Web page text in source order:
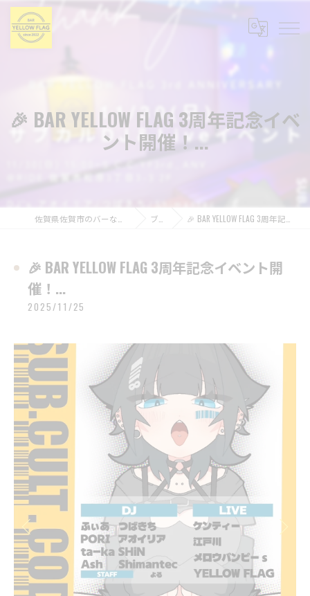
🎉 BAR YELLOW FLAG 3周年記念イベ
ント開催！...
ブログ 🎉 BAR YELLOW FLAG 3周年記念イベント開催！...
🎉 BAR YELLOW FLAG 3周年記念イベント開
催！...
2025/11/25